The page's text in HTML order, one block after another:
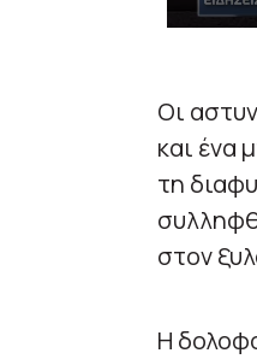
Οι
και ένα
τη
στον
Η